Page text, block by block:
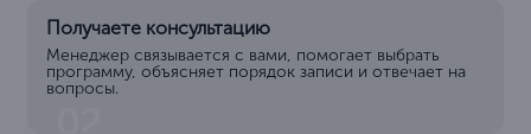
Получаете консультацию
Менеджер связывается с вами, помогает выбрать
программу, объясняет порядок записи и отвечает на
вопросы.